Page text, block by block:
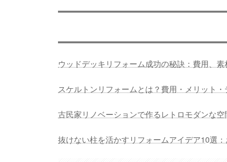
ウッドデッキリフォーム成功の秘訣：費用、
スケルトンリフォームとは？費用・メリット
古民家リノベーションで作るレトロモダンな空
抜けない柱を活かすリフォームアイデア10選